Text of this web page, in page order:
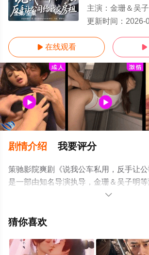
全集/全集
主演： 金珊＆吴
更新时间： 2026-
 在线观看 
剧情介绍 我要评分
策驰影院爽剧《说我公车私用，反手让公
是一部由知名导演执导，金珊＆吴子明
中国大陆电视剧，大结局剧情已揭晓（全
相关信息可移步至豆瓣电视剧、电视猫或

猜你喜欢